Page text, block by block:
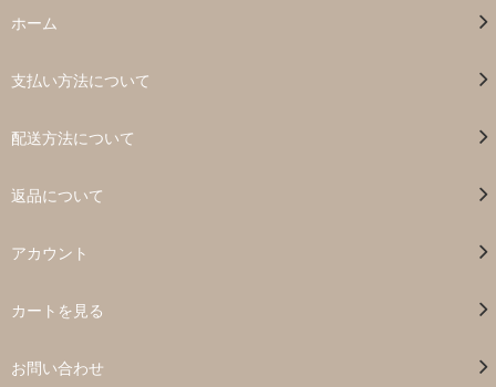
ホーム
支払い方法について
配送方法について
返品について
アカウント
カートを見る
お問い合わせ